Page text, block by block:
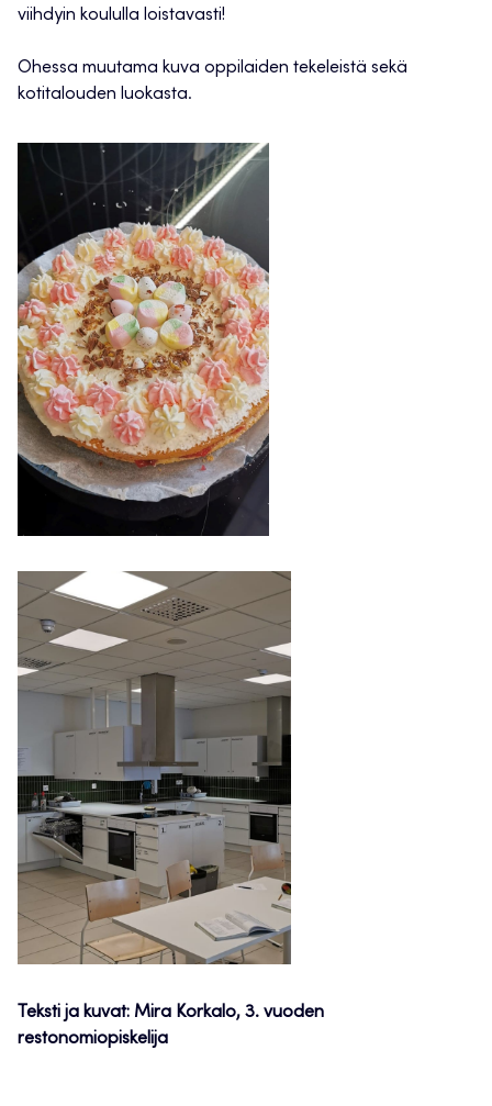
viihdyin koululla loistavasti!
Ohessa muutama kuva oppilaiden tekeleistä sekä
kotitalouden luokasta.
Teksti ja kuvat: Mira Korkalo, 3. vuoden
restonomiopiskelija